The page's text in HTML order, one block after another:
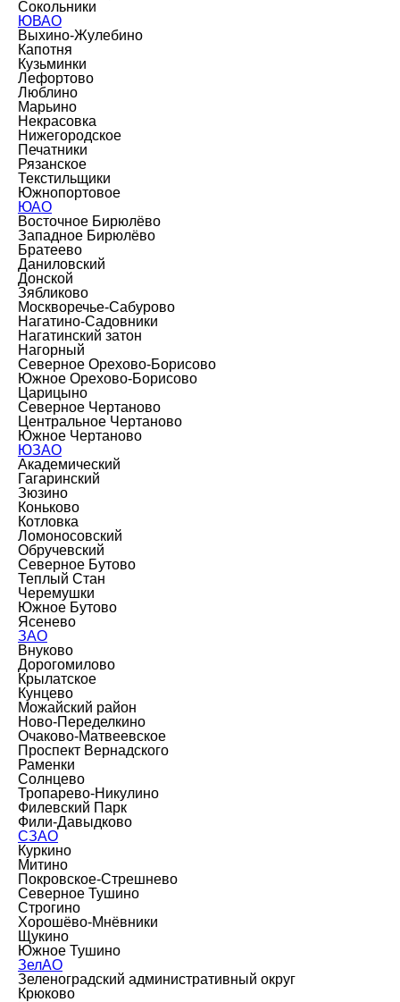
Сокольники
ЮВАО
Выхино-Жулебино
Капотня
Кузьминки
Лефортово
Люблино
Марьино
Некрасовка
Нижегородское
Печатники
Рязанское
Текстильщики
Южнопортовое
ЮАО
Восточное Бирюлёво
Западное Бирюлёво
Братеево
Даниловский
Донской
Зябликово
Москворечье-Сабурово
Нагатино-Садовники
Нагатинский затон
Нагорный
Северное Орехово-Борисово
Южное Орехово-Борисово
Царицыно
Северное Чертаново
Центральное Чертаново
Южное Чертаново
ЮЗАО
Академический
Гагаринский
Зюзино
Коньково
Котловка
Ломоносовский
Обручевский
Северное Бутово
Теплый Стан
Черемушки
Южное Бутово
Ясенево
ЗАО
Внуково
Дорогомилово
Крылатское
Кунцево
Можайский район
Ново-Переделкино
Очаково-Матвеевское
Проспект Вернадского
Раменки
Солнцево
Тропарево-Никулино
Филевский Парк
Фили-Давыдково
СЗАО
Куркино
Митино
Покровское-Стрешнево
Северное Тушино
Строгино
Хорошёво-Мнёвники
Щукино
Южное Тушино
ЗелАО
Зеленоградский административный округ
Крюково